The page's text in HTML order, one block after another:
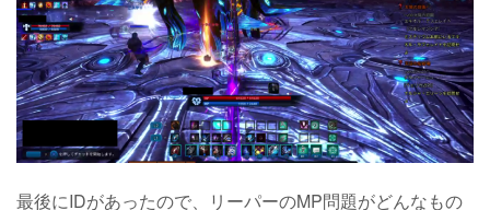
最後にIDがあったので、リーパーのMP問題がどんなもの